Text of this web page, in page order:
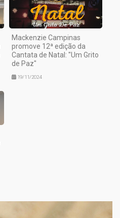
Mackenzie Campinas
promove 12ª edição da
Cantata de Natal: "Um Grito
de Paz"
19/11/2024